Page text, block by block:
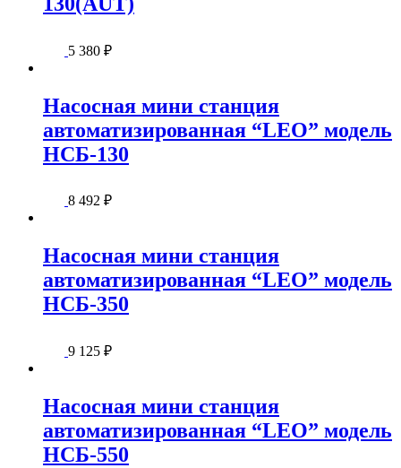
5 380 ₽
Насосная мини станция
автоматизированная “LEO” модель
НСБ-130
8 492 ₽
Насосная мини станция
автоматизированная “LEO” модель
НСБ-350
9 125 ₽
Насосная мини станция
автоматизированная “LEO” модель
НСБ-550